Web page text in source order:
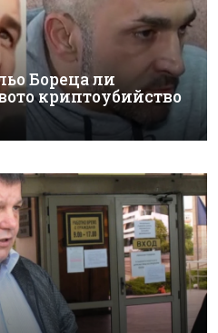
Бореца ли
криптоубийство